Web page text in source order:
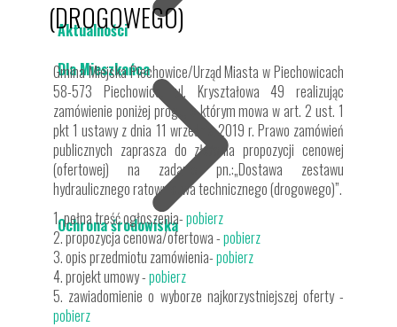
Aktualności
Dla Mieszkańca
Ochrona środowiska
(DROGOWEGO)
Gmina Miejska Piechowice/Urząd Miasta w Piechowicach
58-573 Piechowice, ul. Kryształowa 49 realizując
zamówienie poniżej progu, o którym mowa w art. 2 ust. 1
pkt 1 ustawy z dnia 11 września 2019 r. Prawo zamówień
publicznych zaprasza do złożenia propozycji cenowej
(ofertowej) na zadanie pn.:„Dostawa zestawu
hydraulicznego ratownictwa technicznego (drogowego)”.
1. pełna treść ogłoszenia-pobierz
2. propozycja cenowa/ofertowa -pobierz
3. opis przedmiotu zamówienia-pobierz
4. projekt umowy -pobierz
5. zawiadomienie o wyborze najkorzystniejszej oferty -
pobierz